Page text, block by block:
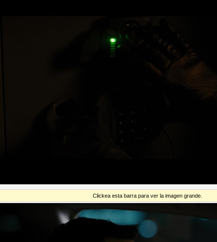
Clickea esta barra para ver la imagen grande.